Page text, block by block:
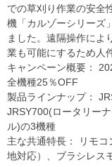
での草刈り作業の安全
機「カルゾーシリーズ
ました。遠隔操作によ
業も可能にするため人
キャンペーン概要：
全機種25％OFF
製品ラインナップ：
JRSY700(ロータリー
ル)の3機種
主な共通特長： リモ
地対応）、ブラシレス